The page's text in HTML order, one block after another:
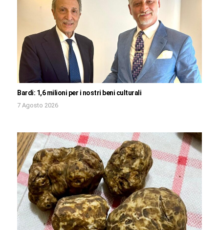
Bardi: 1,6 milioni per i nostri beni culturali
7 Agosto 2026